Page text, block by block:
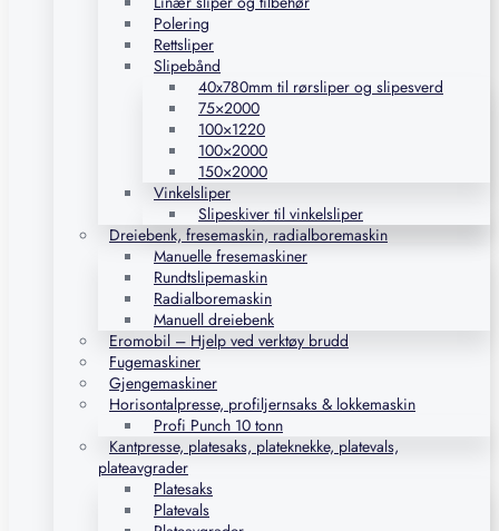
Polering
Rettsliper
Slipebånd
40x780mm til rørsliper og slipesverd
75×2000
100×1220
100×2000
150×2000
Vinkelsliper
Slipeskiver til vinkelsliper
Dreiebenk, fresemaskin, radialboremaskin
Manuelle fresemaskiner
Rundtslipemaskin
Radialboremaskin
Manuell dreiebenk
Eromobil – Hjelp ved verktøy brudd
Fugemaskiner
Gjengemaskiner
Horisontalpresse, profiljernsaks & lokkemaskin
Profi Punch 10 tonn
Kantpresse, platesaks, plateknekke, platevals,
plateavgrader
Platesaks
Platevals